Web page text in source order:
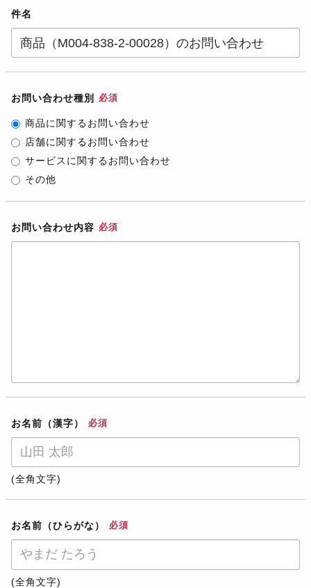
件名
お問い合わせ種別 必須
商品に関するお問い合わせ
店舗に関するお問い合わせ
サービスに関するお問い合わせ
その他
お問い合わせ内容 必須
お名前（漢字） 必須
(全角文字)
お名前（ひらがな） 必須
(全角文字)